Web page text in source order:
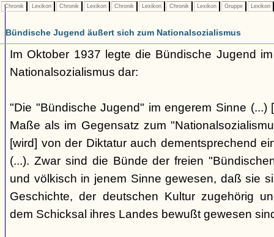
Chronik Lexikon Chronik Lexikon Chronik Lexikon Chronik Lexikon Gruppe Lexikon
Bündische Jugend äußert sich zum Nationalsozialismus
Im Oktober 1937 legte die Bündische Jugend
Nationalsozialismus dar:
"Die "Bündische Jugend" im engerem Sinne (...)
Maße als im Gegensatz zum
[wird] von der Diktatur auch dementsprechend
(...). Zwar sind die Bünde der freien
und völkisch in jenem Sinne gewesen, daß sie
Geschichte, der deutschen Kultur zugehörig
dem Schicksal ihres Landes bewußt gewesen